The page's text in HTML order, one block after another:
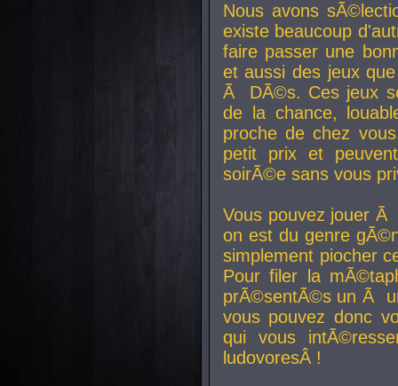
Nous avons
existe beaucoup
faire passer une
et aussi des jeux
Ã DÃ©s. Ces jeux
de la chance,
proche de chez
petit prix et
soirÃ©e sans vous
Vous pouvez jouer
on est du genre
simplement piocher
Pour filer la
prÃ©sentÃ©s un Ã
vous pouvez donc
qui vous
ludovoresÂ !